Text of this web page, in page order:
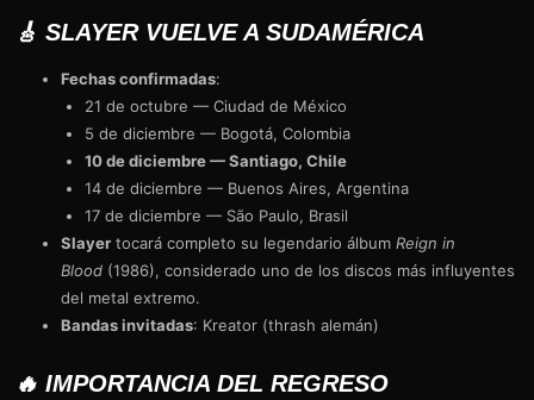
🎸 SLAYER VUELVE A SUDAMÉRICA
Fechas confirmadas:
21 de octubre — Ciudad de México
5 de diciembre — Bogotá, Colombia
10 de diciembre — Santiago, Chile
14 de diciembre — Buenos Aires, Argentina
17 de diciembre — São Paulo, Brasil
Slayer tocará completo su legendario álbum Reign in
Blood (1986), considerado uno de los discos más influyentes
del metal extremo.
Bandas invitadas: Kreator (thrash alemán)
🔥 IMPORTANCIA DEL REGRESO